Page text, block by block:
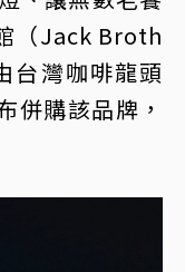
（Jack Broth
台灣咖啡龍頭
併購該品牌，